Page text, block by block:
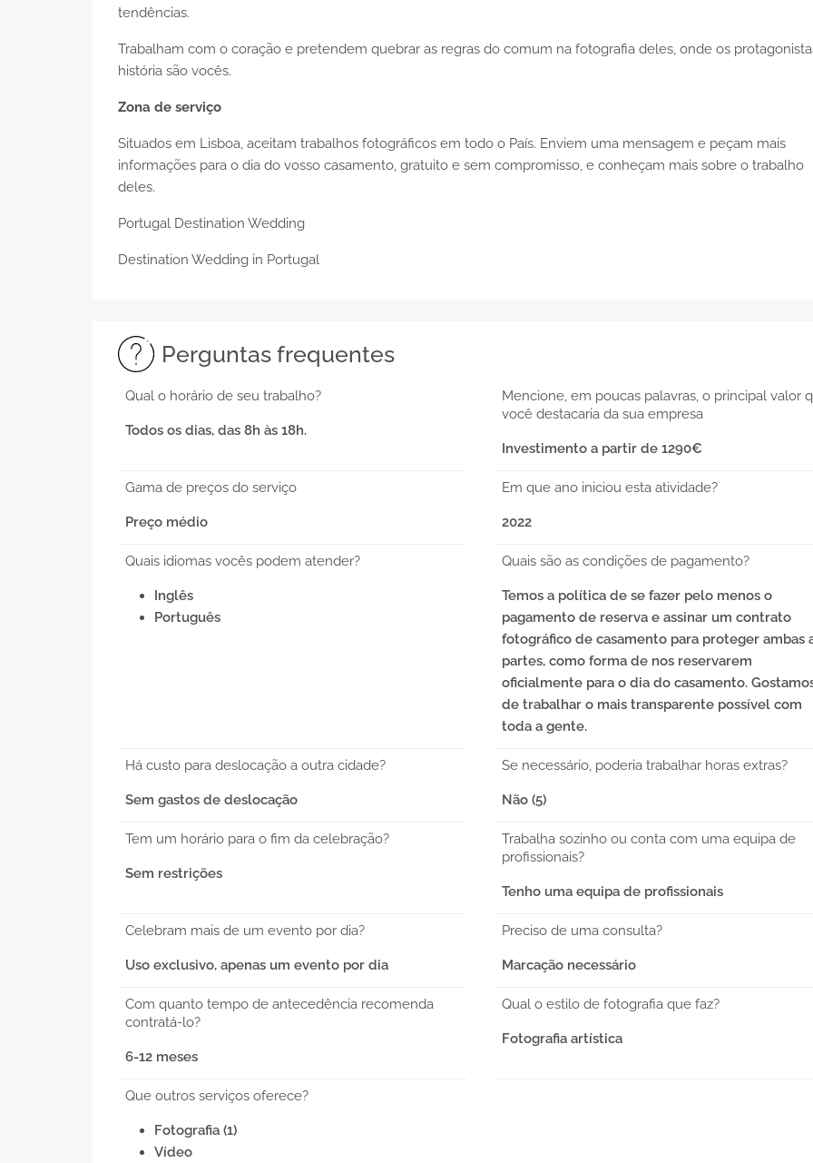
tendências.
Trabalham com o coração e pretendem quebrar as regras do comum na fotografia deles, onde os
história são vocês.
Zona de serviço
Situados em Lisboa, aceitam trabalhos fotográficos em todo o País. Enviem uma mensagem e peçam mais
informações para o dia do vosso casamento, gratuito e sem compromisso, e conheçam mais sobre o trabalho
deles.
Portugal Destination Wedding
Destination Wedding in Portugal
Perguntas frequentes
Qual o horário de seu trabalho?
Todos os dias, das 8h às 18h.
Mencione, em poucas palavras, o principal valor
você destacaria da sua empresa
Investimento a partir de 1290€
Gama de preços do serviço
Preço médio
Em que ano iniciou esta atividade?
2022
Quais idiomas vocês podem atender?
Inglês
Português
Quais são as condições de pagamento?
Temos a política de se fazer pelo menos o
pagamento de reserva e assinar um contrato
fotográfico de casamento para proteger ambas
partes, como forma de nos reservarem
oficialmente para o dia do casamento.
de trabalhar o mais transparente possível com
toda a gente.
Há custo para deslocação a outra cidade?
Sem gastos de deslocação
Se necessário, poderia trabalhar horas extras?
Não (5)
Tem um horário para o fim da celebração?
Sem restrições
Trabalha sozinho ou conta com uma equipa de
profissionais?
Tenho uma equipa de profissionais
Celebram mais de um evento por dia?
Uso exclusivo, apenas um evento por dia
Preciso de uma consulta?
Marcação necessário
Com quanto tempo de antecedência recomenda
contratá-lo?
6-12 meses
Qual o estilo de fotografia que faz?
Fotografia artística
Que outros serviços oferece?
Fotografia (1)
Vídeo